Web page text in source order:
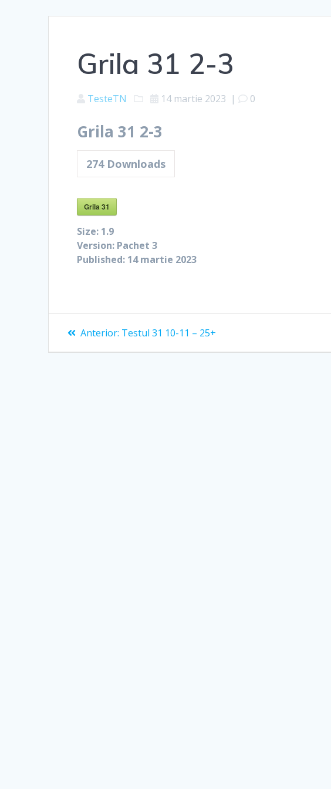
Grila 31 2-3
TesteTN 14 martie 2023 | 0
Grila 31 2-3
274Downloads
Grila 31
Size: 1.9
Version: Pachet 3
Published: 14 martie 2023
Navigare
în
Anterior: Articolul
Testul 31 10-11 – 25+